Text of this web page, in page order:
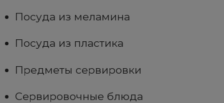
Посуда из меламина
Посуда из пластика
Предметы сервировки
Сервировочные блюда